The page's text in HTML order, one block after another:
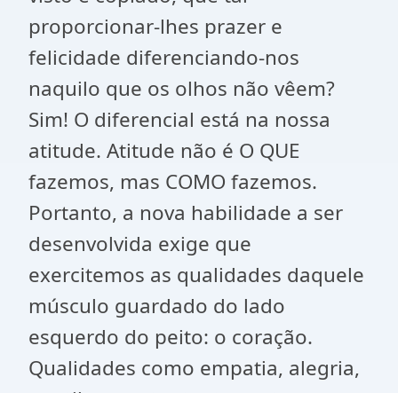
proporcionar-lhes prazer e
felicidade diferenciando-nos
naquilo que os olhos não vêem?
Sim! O diferencial está na nossa
atitude. Atitude não é O QUE
fazemos, mas COMO fazemos.
Portanto, a nova habilidade a ser
desenvolvida exige que
exercitemos as qualidades daquele
músculo guardado do lado
esquerdo do peito: o coração.
Qualidades como empatia, alegria,